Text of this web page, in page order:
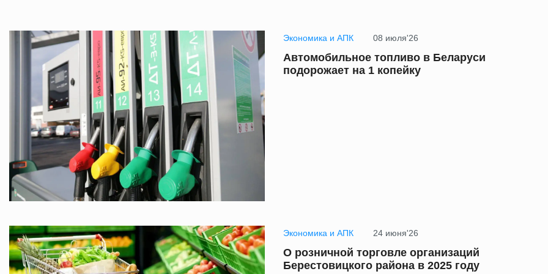
Экономика и АПК 08 июля'26
Автомобильное топливо в Беларуси
подорожает на 1 копейку
Экономика и АПК 24 июня'26
О розничной торговле организаций
Берестовицкого района в 2025 году